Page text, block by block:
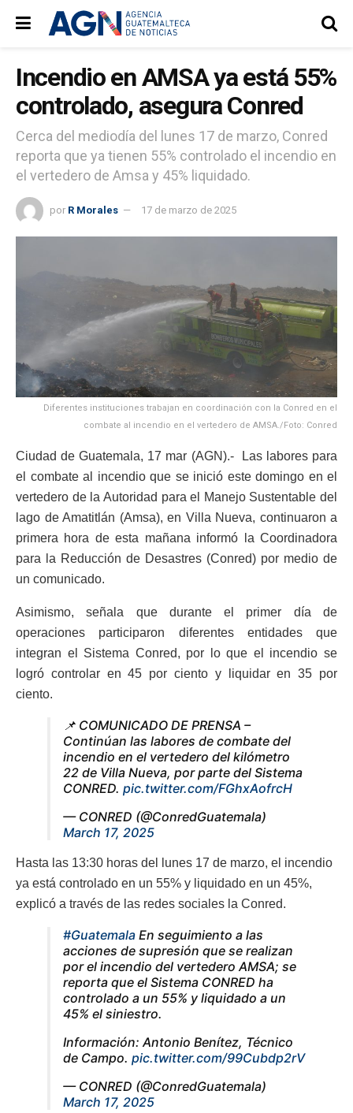
Incendio en AMSA ya está 55%
controlado, asegura Conred
Cerca del mediodía del lunes 17 de marzo, Conred
reporta que ya tienen 55% controlado el incendio en
el vertedero de Amsa y 45% liquidado.
por R Morales 17 de marzo de 2025
Diferentes instituciones trabajan en coordinación con la Conred en el
combate al incendio en el vertedero de AMSA./Foto: Conred
Ciudad de Guatemala, 17 mar (AGN).- Las labores para
el combate al incendio que se inició este domingo en el
vertedero de la Autoridad para el Manejo Sustentable del
lago de Amatitlán (Amsa), en Villa Nueva, continuaron a
primera hora de esta mañana informó la Coordinadora
para la Reducción de Desastres (Conred) por medio de
un comunicado.
Asimismo, señala que durante el primer día de
operaciones participaron diferentes entidades que
integran el Sistema Conred, por lo que el incendio se
logró controlar en 45 por ciento y liquidar en 35 por
ciento.
📌 COMUNICADO DE PRENSA –
Continúan las labores de combate del
incendio en el vertedero del kilómetro
22 de Villa Nueva, por parte del Sistema
CONRED. pic.twitter.com/FGhxAofrcH
— CONRED (@ConredGuatemala)
March 17, 2025
Hasta las 13:30 horas del lunes 17 de marzo, el incendio
ya está controlado en un 55% y liquidado en un 45%,
explicó a través de las redes sociales la Conred.
#Guatemala En seguimiento a las
acciones de supresión que se realizan
por el incendio del vertedero AMSA; se
reporta que el Sistema CONRED ha
controlado a un 55% y liquidado a un
45% el siniestro.
Información: Antonio Benítez, Técnico
de Campo. pic.twitter.com/99Cubdp2rV
— CONRED (@ConredGuatemala)
March 17, 2025